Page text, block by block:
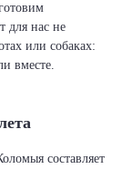
для нас не
или собаках:
вместе.
составляет